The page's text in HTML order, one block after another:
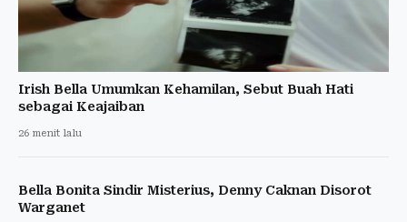
Irish Bella Umumkan Kehamilan, Sebut Buah Hati
sebagai Keajaiban
26 menit lalu
Bella Bonita Sindir Misterius, Denny Caknan Disorot
Warganet